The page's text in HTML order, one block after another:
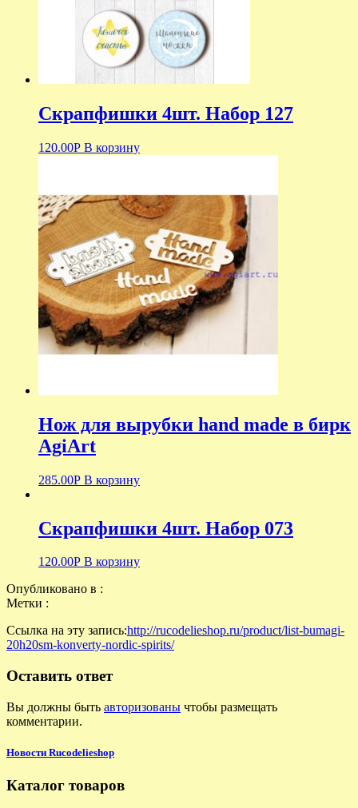
Скрапфишки 4шт. Набор 127
120.00Р В корзину
Нож для вырубки hand made в бирк
AgiArt
285.00Р В корзину
Скрапфишки 4шт. Набор 073
120.00Р В корзину
Опубликовано в :
Метки :
Ссылка на эту запись:http://rucodelieshop.ru/product/list-bumagi-
20h20sm-konverty-nordic-spirits/
Оставить ответ
Вы должны быть авторизованы чтобы размещать
комментарии.
Новости Rucodelieshop
Каталог товаров